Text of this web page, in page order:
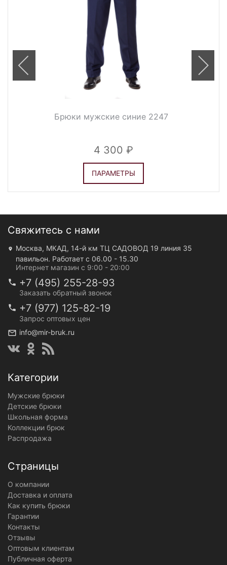
Брюки мужские синие 2247
4 300
ПАРАМЕТРЫ
Свяжитесь с нами
Москва, МКАД, 14-й км ТЦ САДОВОД 19 линия 35
павильон. Работает с 06.00 - 15.30
Интернет магазин с 9:00 - 20:00
+7 (495) 255-28-93
Заказать обратный звонок
+7 (977) 125-82-19
Запрос оптовых цен
info@mir-bruk.ru
Категории
Мужские брюки
Детские брюки
Школьная форма
Коллекции брюк
Распродажа
Страницы
О компании
Доставка и оплата
Как купить брюки
Гарантии
Контакты
Отзывы
Оптовым клиентам
Публичная оферта